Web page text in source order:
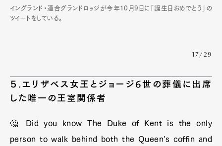
イングランド・連合グランドロッジが今年10月9日に「誕生日おめでとう」の
ツイートをしている。
17/29
５.エリザベス女王とジョージ6世の葬儀に出席
した唯一の王室関係者
🤔 Did you know The Duke of Kent is the only
person to walk behind both the Queen's coffin and